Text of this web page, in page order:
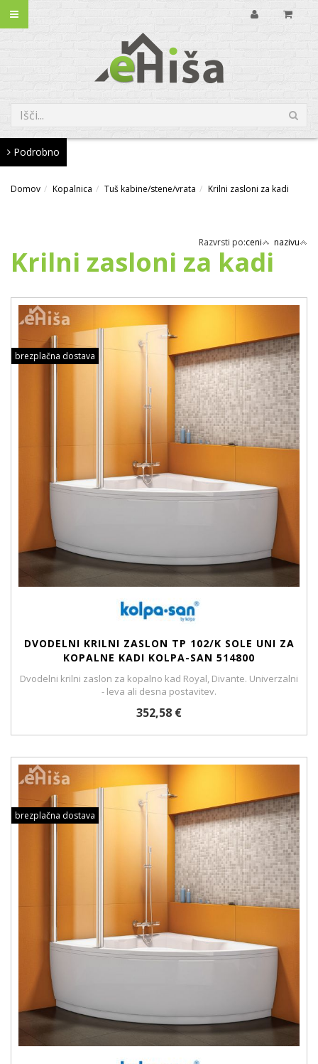
Podrobno
Domov Kopalnica Tuš kabine/stene/vrata Krilni zasloni za kadi
Razvrsti po:ceni nazivu
Krilni zasloni za kadi
brezplačna dostava
DVODELNI KRILNI ZASLON TP 102/K SOLE UNI ZA
KOPALNE KADI KOLPA-SAN 514800
Dvodelni krilni zaslon za kopalno kad Royal, Divante. Univerzalni
- leva ali desna postavitev.
352,58 €
brezplačna dostava